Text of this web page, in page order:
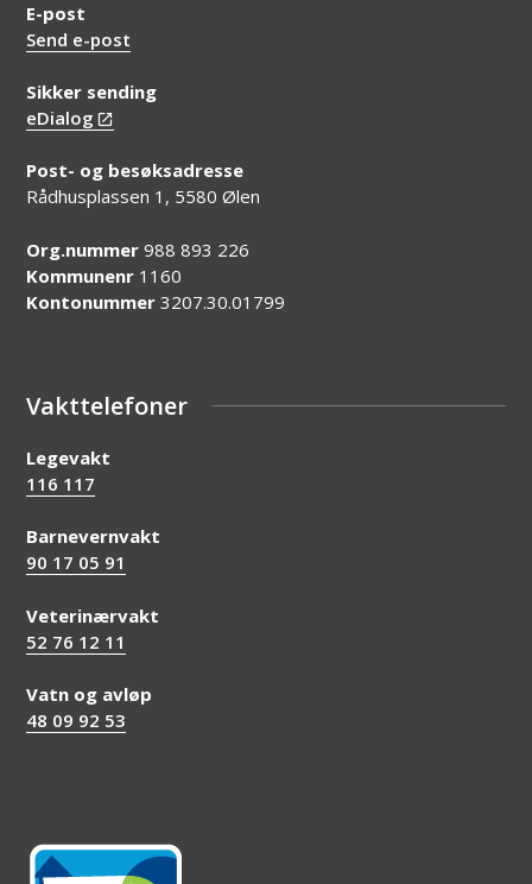
E-post
Send e-post
Sikker sending
eDialog
Post- og besøksadresse
Rådhusplassen 1, 5580 Ølen
Org.nummer988 893 226
Kommunenr 1160
Kontonummer3207.30.01799
Vakttelefoner
Legevakt
116 117
Barnevernvakt
90 17 05 91
Veterinærvakt
52 76 12 11
Vatn og avløp
48 09 92 53